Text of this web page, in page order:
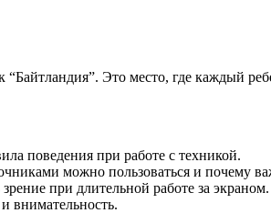
Это место, где каждый
поведения при работе с техникой.
можно пользоваться и почему
при длительной работе за экраном.
внимательность.